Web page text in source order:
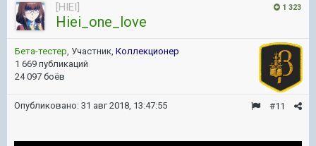
1 323
[HIEI]
Hiei_one_love
Бета-тестер, Участник, Коллекционер
1 669 публикаций
24 097 боёв
#11
Опубликовано: 31 авг 2018, 13:47:55